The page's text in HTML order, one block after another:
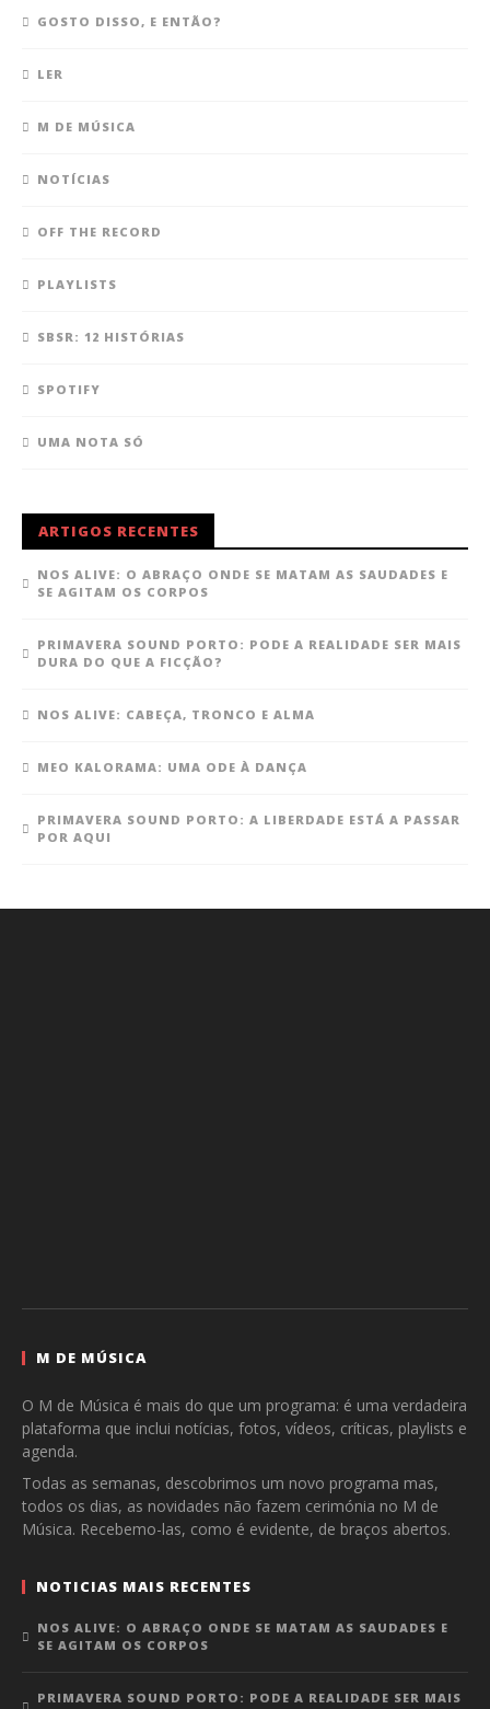
GOSTO DISSO, E ENTÃO?
LER
M DE MÚSICA
NOTÍCIAS
OFF THE RECORD
PLAYLISTS
SBSR: 12 HISTÓRIAS
SPOTIFY
UMA NOTA SÓ
ARTIGOS RECENTES
NOS ALIVE: O ABRAÇO ONDE SE MATAM AS SAUDADES E
SE AGITAM OS CORPOS
PRIMAVERA SOUND PORTO: PODE A REALIDADE SER MAIS
DURA DO QUE A FICÇÃO?
NOS ALIVE: CABEÇA, TRONCO E ALMA
MEO KALORAMA: UMA ODE À DANÇA
PRIMAVERA SOUND PORTO: A LIBERDADE ESTÁ A PASSAR
POR AQUI
M DE MÚSICA
O M de Música é mais do que um programa: é uma verdadeira
plataforma que inclui notícias, fotos, vídeos, críticas, playlists e
agenda.
Todas as semanas, descobrimos um novo programa mas,
todos os dias, as novidades não fazem cerimónia no M de
Música. Recebemo-las, como é evidente, de braços abertos.
NOTICIAS MAIS RECENTES
NOS ALIVE: O ABRAÇO ONDE SE MATAM AS SAUDADES E
SE AGITAM OS CORPOS
PRIMAVERA SOUND PORTO: PODE A REALIDADE SER MAIS